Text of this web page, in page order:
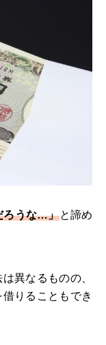
ろうな…」と諦め
異なるものの、
りることもでき